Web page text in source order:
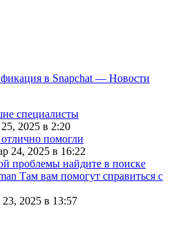
в Snapchat — Новости
специалисты
2025 в 2:20
помогли
24, 2025 в 16:22
проблемы найдите в поиске
Там вам помогут справиться с
2025 в 13:57